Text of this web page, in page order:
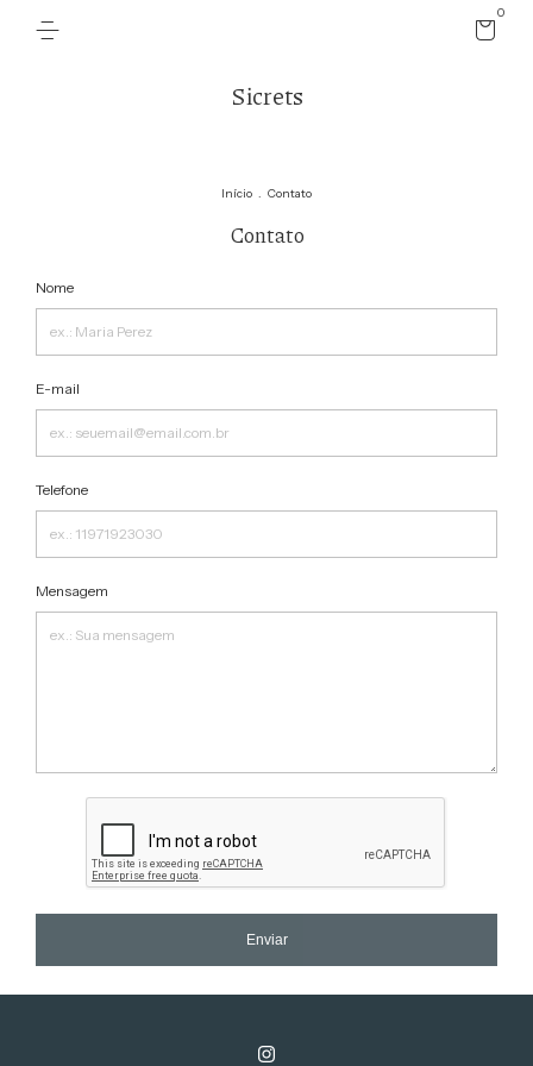
Sicrets
0
Início . Contato
Contato
Nome
E-mail
Telefone
Mensagem
Enviar